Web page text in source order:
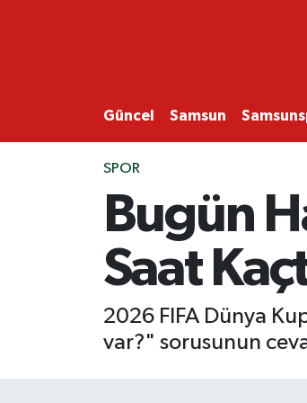
Güncel Samsun
SPOR
Bugün
Saat
2026 FIFA Dünya
var?" sorusunun
SAMSUN
SAMSUNSPOR
EKONOMİ